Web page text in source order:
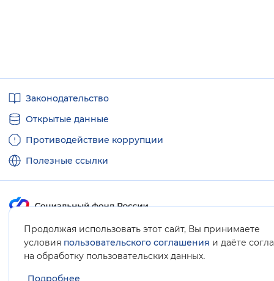
Продолжая использовать этот сайт, Вы принимаете
условия пользовательского соглашения и даёте
на обработку пользовательских данных.
Подробнее
ссылкиЗаконодательство
Открытые данные
Противодействие коррупции
Полезные ссылки
Карта сайта